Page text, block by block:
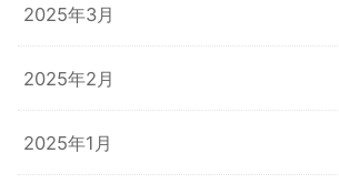
2025年3月
2025年2月
2025年1月